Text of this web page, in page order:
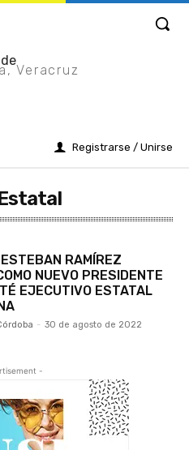
Veracruz
Registrarse / Unirse
RAMÍREZ
NUEVO PRESIDENTE
EJECUTIVO ESTATAL
- 30 de agosto de 2022
-